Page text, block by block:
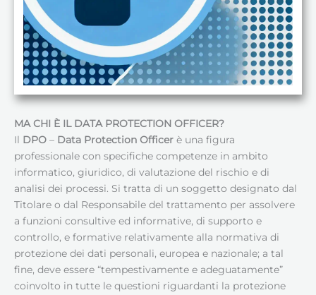
MA CHI È IL DATA PROTECTION OFFICER?
Il DPO – Data Protection Officer è una figura
professionale con specifiche competenze in ambito
informatico, giuridico, di valutazione del rischio e di
analisi dei processi. Si tratta di un soggetto designato dal
Titolare o dal Responsabile del trattamento per assolvere
a funzioni consultive ed informative, di supporto e
controllo, e formative relativamente alla normativa di
protezione dei dati personali, europea e nazionale; a tal
fine, deve essere “tempestivamente e adeguatamente”
coinvolto in tutte le questioni riguardanti la protezione